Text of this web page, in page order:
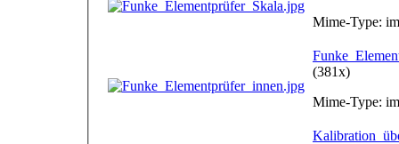
Mime-Type:
(381x)
Mime-Type: